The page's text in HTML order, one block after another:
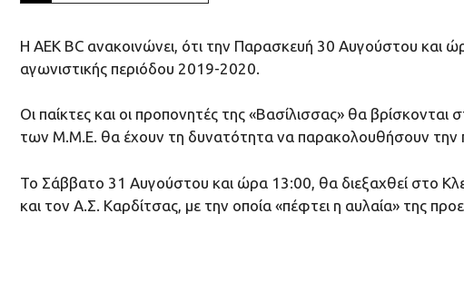
Η ΑΕΚ BC ανακοινώνει, ότι την Παρασκευή 30 Αυγούστου και
αγωνιστικής περιόδου 2019-2020.
Οι παίκτες και οι προπονητές της «Βασίλισσας» θα
των Μ.Μ.Ε. θα έχουν τη δυνατότητα να παρακολουθήσουν την
Το Σάββατο 31 Αυγούστου και ώρα 13:00, θα διεξαχθεί στο
και τον Α.Σ. Καρδίτσας, με την οποία «πέφτει η αυλαία» της